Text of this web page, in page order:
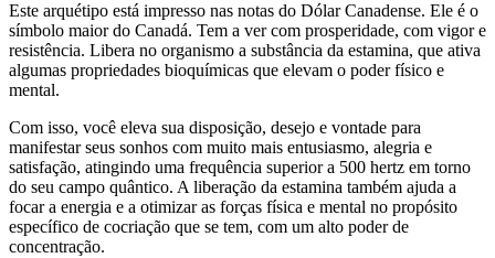
Este arquétipo está impresso nas notas do Dólar Canadense. Ele é o
símbolo maior do Canadá. Tem a ver com prosperidade, com vigor e
resistência. Libera no organismo a substância da estamina, que ativa
algumas propriedades bioquímicas que elevam o poder físico e
mental.
Com isso, você eleva sua disposição, desejo e vontade para
manifestar seus sonhos com muito mais entusiasmo, alegria e
satisfação, atingindo uma frequência superior a 500 hertz em torno
do seu campo quântico. A liberação da estamina também ajuda a
focar a energia e a otimizar as forças física e mental no propósito
específico de cocriação que se tem, com um alto poder de
concentração.